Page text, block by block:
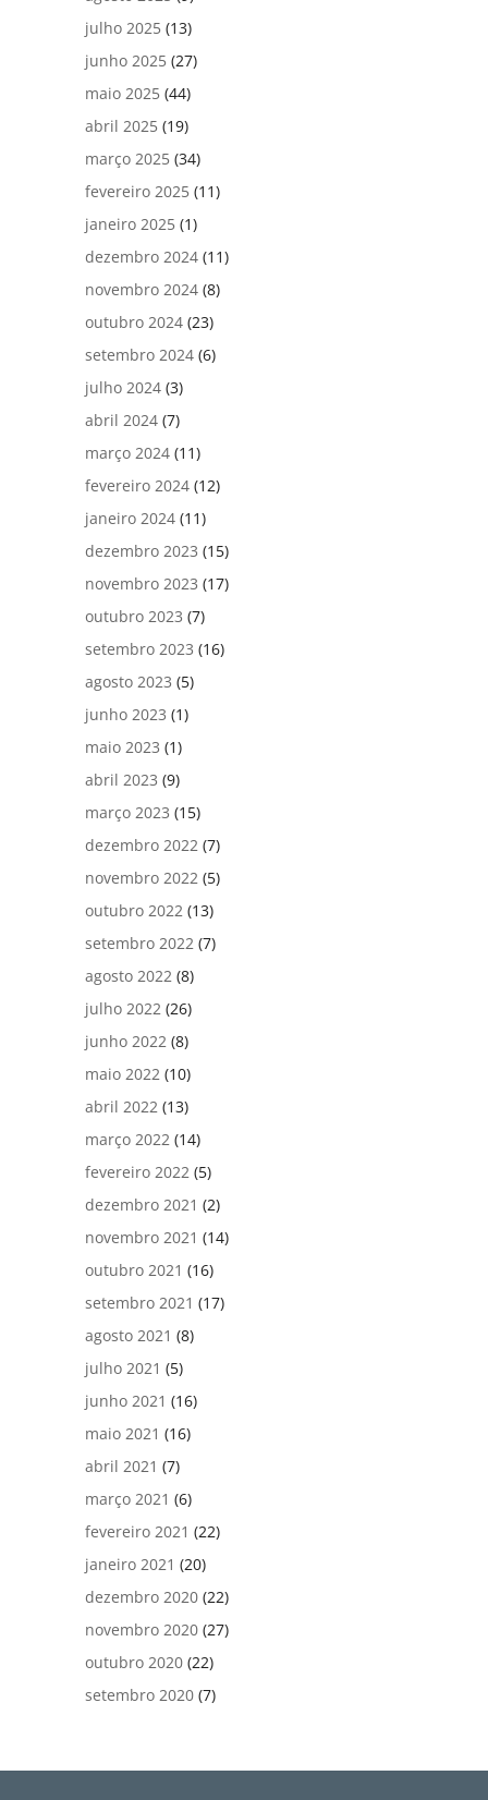
julho 2025 (13)
junho 2025 (27)
maio 2025 (44)
abril 2025 (19)
março 2025 (34)
fevereiro 2025 (11)
janeiro 2025 (1)
dezembro 2024 (11)
novembro 2024 (8)
outubro 2024 (23)
setembro 2024 (6)
julho 2024 (3)
abril 2024 (7)
março 2024 (11)
fevereiro 2024 (12)
janeiro 2024 (11)
dezembro 2023 (15)
novembro 2023 (17)
outubro 2023 (7)
setembro 2023 (16)
agosto 2023 (5)
junho 2023 (1)
maio 2023 (1)
abril 2023 (9)
março 2023 (15)
dezembro 2022 (7)
novembro 2022 (5)
outubro 2022 (13)
setembro 2022 (7)
agosto 2022 (8)
julho 2022 (26)
junho 2022 (8)
maio 2022 (10)
abril 2022 (13)
março 2022 (14)
fevereiro 2022 (5)
dezembro 2021 (2)
novembro 2021 (14)
outubro 2021 (16)
setembro 2021 (17)
agosto 2021 (8)
julho 2021 (5)
junho 2021 (16)
maio 2021 (16)
abril 2021 (7)
março 2021 (6)
fevereiro 2021 (22)
janeiro 2021 (20)
dezembro 2020 (22)
novembro 2020 (27)
outubro 2020 (22)
setembro 2020 (7)